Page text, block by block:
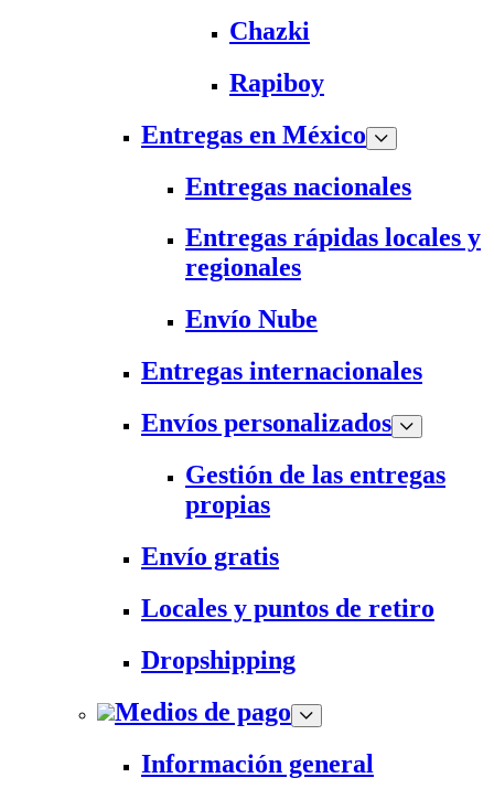
Chazki
Rapiboy
Entregas en México
Entregas nacionales
Entregas rápidas locales y
regionales
Envío Nube
Entregas internacionales
Envíos personalizados
Gestión de las entregas
propias
Envío gratis
Locales y puntos de retiro
Dropshipping
Medios de pago
Información general